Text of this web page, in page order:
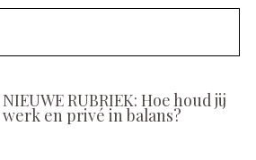
NIEUWE RUBRIEK: Hoe houd jij
werk en privé in balans?